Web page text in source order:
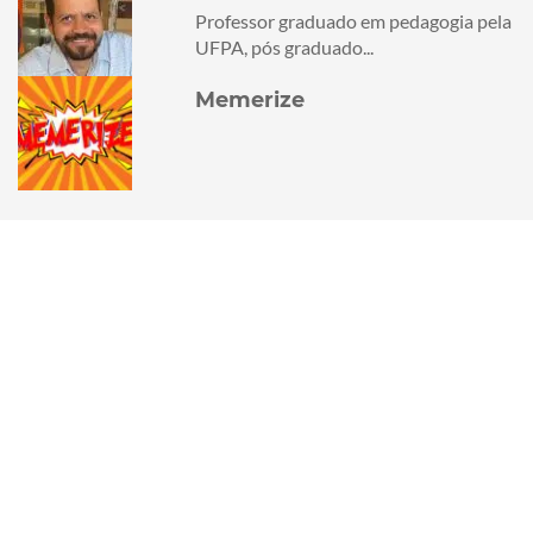
Professor graduado em pedagogia pela
UFPA, pós graduado...
Memerize